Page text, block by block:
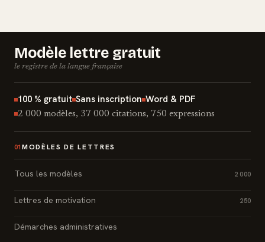
Modèle lettre gratuit
le registre de la langue française
100 % gratuit Sans inscription Word & PDF
2 000 modèles, 37 000 citations, 750 expressions
01 MODÈLES DE LETTRES
Tous les modèles 2 000
Lettres de motivation 250
Démarches administratives